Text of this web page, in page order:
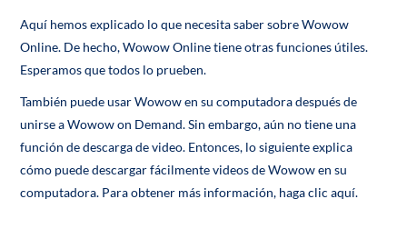
Aquí hemos explicado lo que necesita saber sobre Wowow
Online. De hecho, Wowow Online tiene otras funciones útiles.
Esperamos que todos lo prueben.
También puede usar Wowow en su computadora después de
unirse a Wowow on Demand. Sin embargo, aún no tiene una
función de descarga de video. Entonces, lo siguiente explica
cómo puede descargar fácilmente videos de Wowow en su
computadora. Para obtener más información, haga clic aquí.